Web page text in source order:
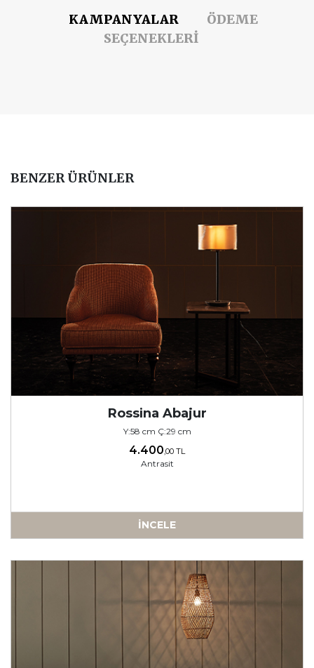
KAMPANYALAR
ÖDEME
SEÇENEKLERİ
BENZER ÜRÜNLER
Rossina Abajur
Y:58 cm Ç:29 cm
4.400,00 TL
Antrasit
İNCELE